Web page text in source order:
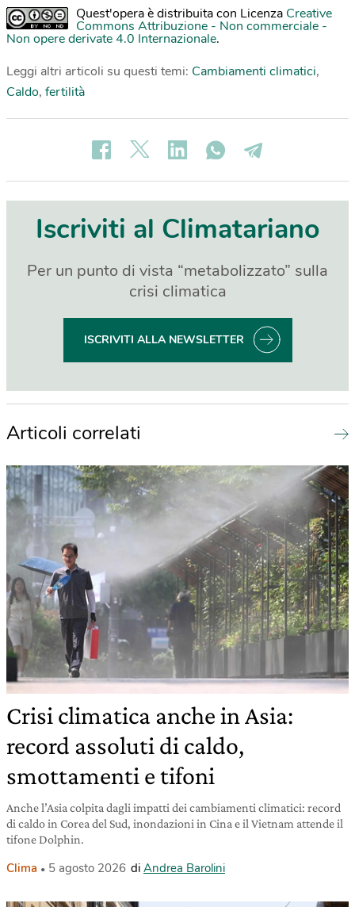
Quest'opera è distribuita con Licenza Creative
Commons Attribuzione - Non commerciale -
Non opere derivate 4.0 Internazionale.
Leggi altri articoli su questi temi: Cambiamenti climatici,
Caldo, fertilità
Iscriviti al Climatariano
Per un punto di vista “metabolizzato” sulla
crisi climatica
ISCRIVITI ALLA NEWSLETTER
Articoli correlati
Crisi climatica anche in Asia:
record assoluti di caldo,
smottamenti e tifoni
Anche l’Asia colpita dagli impatti dei cambiamenti climatici: record
di caldo in Corea del Sud, inondazioni in Cina e il Vietnam attende il
tifone Dolphin.
Clima 5 agosto 2026 di Andrea Barolini